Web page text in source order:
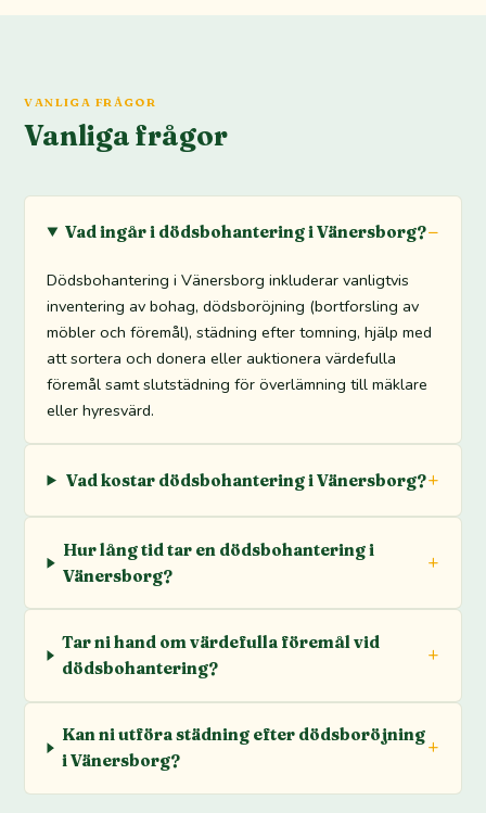
VANLIGA FRÅGOR
Vanliga frågor
Vad ingår i dödsbohantering i Vänersborg?
Dödsbohantering i Vänersborg inkluderar vanligtvis
inventering av bohag, dödsboröjning (bortforsling av
möbler och föremål), städning efter tomning, hjälp med
att sortera och donera eller auktionera värdefulla
föremål samt slutstädning för överlämning till mäklare
eller hyresvärd.
Vad kostar dödsbohantering i Vänersborg?
Hur lång tid tar en dödsbohantering i
Vänersborg?
Tar ni hand om värdefulla föremål vid
dödsbohantering?
Kan ni utföra städning efter dödsboröjning
i Vänersborg?